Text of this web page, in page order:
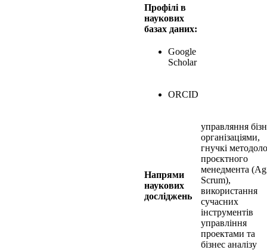
Профілі в
наукових
базах даних:
Google
Scholar
ORCID
Напрями
наукових
досліджень
управляння
організаціями,
гнучкі
проєктного
менедмента
Scrum),
використання
сучасних
інструментів
управління
проектами та
бізнес аналізу